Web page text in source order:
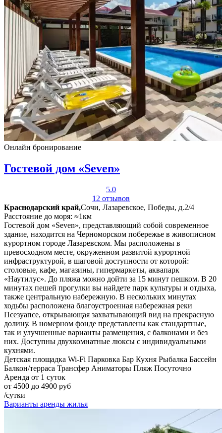
Онлайн бронирование
Гостевой дом «Seven»
5.0
12 отзывов
Краснодарский край,Сочи, Лазаревское, Победы, д.2/4
Расстояние до моря: ≈1км
Гостевой дом «Seven», представляющий собой современное
здание, находится на Черноморском побережье в живописном
курортном городе Лазаревском. Мы расположены в
превосходном месте, окруженном развитой курортной
инфраструктурой, в шаговой доступности от которой:
столовые, кафе, магазины, гипермаркеты, аквапарк
«Наутилус». До пляжа можно дойти за 15 минут пешком. В 20
минутах пешей прогулки вы найдете парк культуры и отдыха,
также центральную набережную. В нескольких минутах
ходьбы расположена благоустроенная набережная реки
Псезуапсе, открывающая захватывающий вид на прекрасную
долину. В номерном фонде представлены как стандартные,
так и улучшенные варианты размещения, с балконами и без
них. Доступны двухкомнатные люксы с индивидуальными
кухнями.
Детская площадка Wi-Fi Парковка Бар Кухня Рыбалка Бассейн
Балкон/терраса Трансфер Аниматоры Пляж Посуточно
Аренда от 1 суток
от 4500 до 4900 руб
/сутки
Варианты аренды жилья